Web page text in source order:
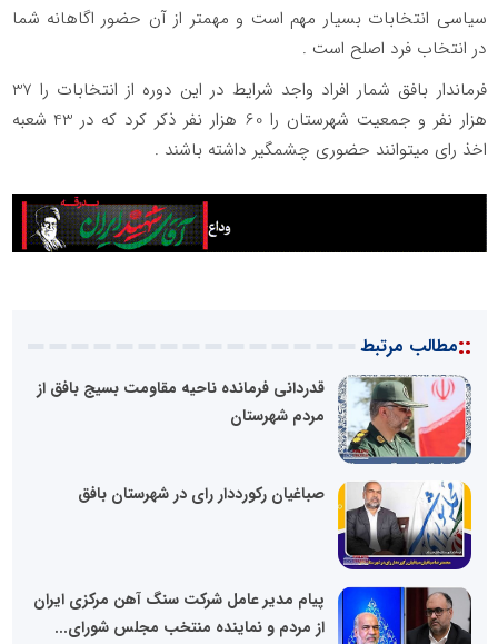
سیاسی انتخابات بسیار مهم است و مهمتر از آن حضور اگاهانه شما
در انتخاب فرد اصلح است .
فرماندار بافق شمار افراد واجد شرایط در این دوره از انتخابات را 37
هزار نفر و جمعیت شهرستان را 60 هزار نفر ذکر کرد که در 43 شعبه
اخذ رای میتوانند حضوری چشمگیر داشته باشند .
::مطالب مرتبط
قدردانی فرمانده ناحیه مقاومت بسیج بافق از
مردم شهرستان
صباغیان رکورددار رای در شهرستان بافق
پیام مدیر عامل شرکت سنگ آهن مرکزی ایران
از مردم و نماینده منتخب مجلس شورای...